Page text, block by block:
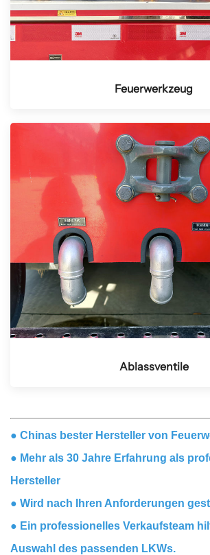
Feuerwerkzeug
Ablassventile
● Chinas bester Hersteller von
● Mehr als 30 Jahre Erfahrung als
Hersteller
● Wird nach Ihren Anforderungen
● Ein professionelles Verkaufsteam
Auswahl des passenden LKWs.